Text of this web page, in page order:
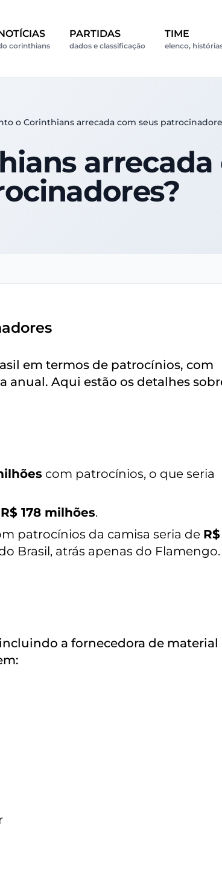
corinthians
PARTIDAS
dados e classificação
TIME
elenco,
o Corinthians arrecada com seus
arrecada
em termos de patrocínios, com
anual. Aqui estão os detalhes
com patrocínios, o que seria
R$ 178 milhões.
patrocínios da camisa seria de R$
Brasil, atrás apenas do Flamengo.
a fornecedora de material